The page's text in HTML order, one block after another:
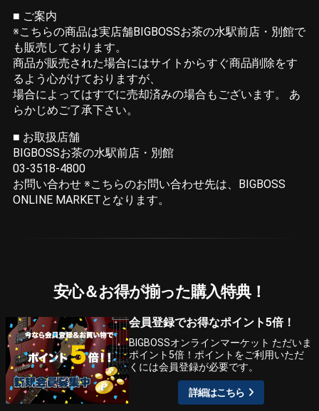
■ ご案内
※こちらの商品は実店舗BIGBOSSお茶の水駅前店・別館で
も販売しております。
商品が販売された場合にはサイトからすぐ商品削除をす
るよう心がけておりますが、
場合によってはすでに売却済みの場合もございます。 あ
らかじめご了承下さい。
■ お取扱店舗
BIGBOSSお茶の水駅前店・別館
03-3518-4800
お問い合わせ ※こちらのお問い合わせ先は、BIGBOSS
ONLINE MARKETとなります。
安心＆お得が揃った購入特典！
会員登録でお得なポイント5倍！
BIGBOSSオンラインマーケット ただいま
ポイント5倍！ポイントをご利用いただ
くには会員登録が必要です。
詳細はこちら